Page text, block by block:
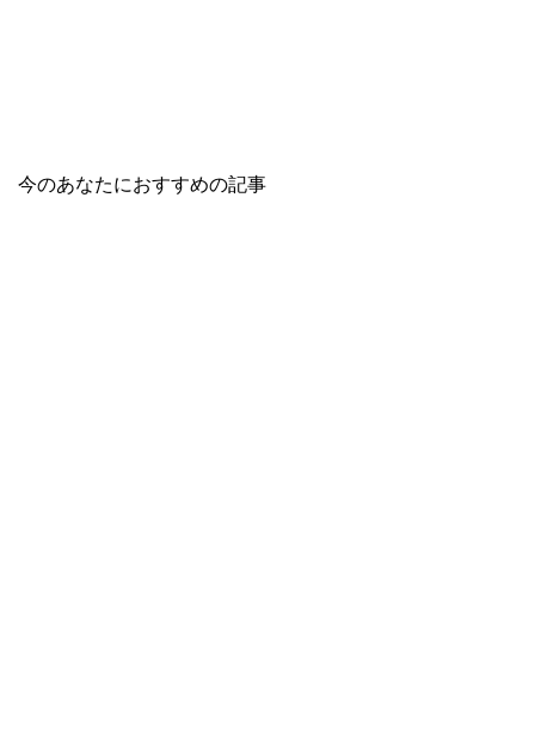
今のあなたにおすすめの記事